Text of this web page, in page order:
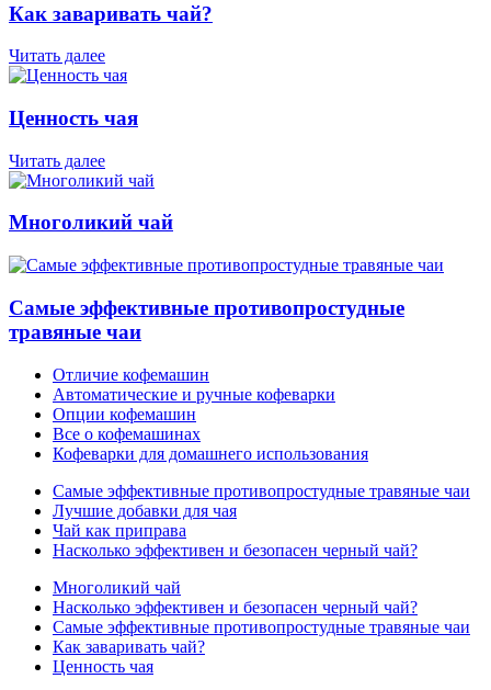
Как заваривать чай?
Читать далее
Ценность чая
Читать далее
Многоликий чай
Самые эффективные противопростудные
травяные чаи
Отличие кофемашин
Автоматические и ручные кофеварки
Опции кофемашин
Все о кофемашинах
Кофеварки для домашнего использования
Самые эффективные противопростудные травяные чаи
Лучшие добавки для чая
Чай как приправа
Насколько эффективен и безопасен черный чай?
Многоликий чай
Насколько эффективен и безопасен черный чай?
Самые эффективные противопростудные травяные чаи
Как заваривать чай?
Ценность чая